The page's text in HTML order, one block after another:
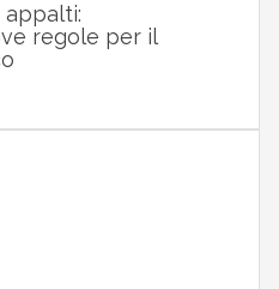
regole per il